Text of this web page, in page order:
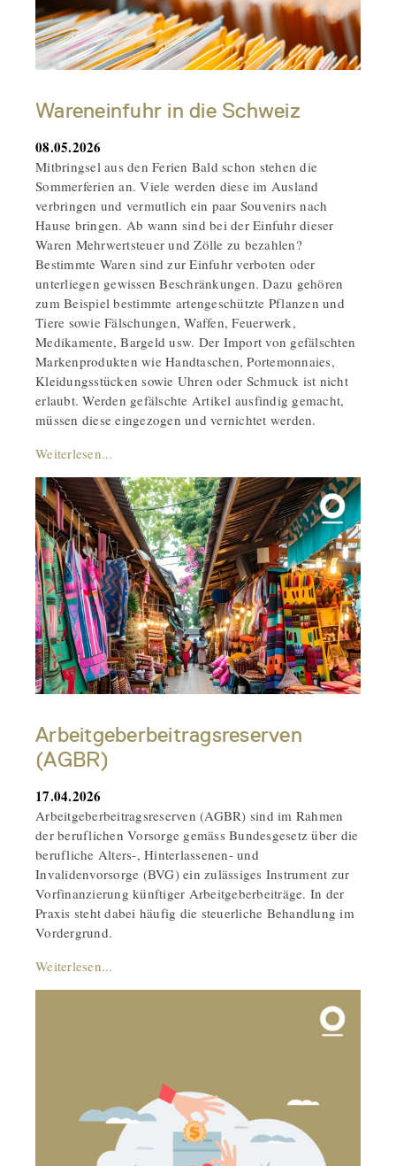
Wareneinfuhr in die Schweiz
08.05.2026
Mitbringsel aus den Ferien Bald schon stehen die
Sommerferien an. Viele werden diese im Ausland
verbringen und vermutlich ein paar Souvenirs nach
Hause bringen. Ab wann sind bei der Einfuhr dieser
Waren Mehrwertsteuer und Zölle zu bezahlen?
Bestimmte Waren sind zur Einfuhr verboten oder
unterliegen gewissen Beschränkungen. Dazu gehören
zum Beispiel bestimmte artengeschützte Pflanzen und
Tiere sowie Fälschungen, Waffen, Feuerwerk,
Medikamente, Bargeld usw. Der Import von gefälschten
Markenprodukten wie Handtaschen, Portemonnaies,
Kleidungsstücken sowie Uhren oder Schmuck ist nicht
erlaubt. Werden gefälschte Artikel ausfindig gemacht,
müssen diese eingezogen und vernichtet werden.
Weiterlesen...
Arbeitgeberbeitragsreserven
(AGBR)
17.04.2026
Arbeitgeberbeitragsreserven (AGBR) sind im Rahmen
der beruflichen Vorsorge gemäss Bundesgesetz über die
berufliche Alters-, Hinterlassenen- und
Invalidenvorsorge (BVG) ein zulässiges Instrument zur
Vorfinanzierung künftiger Arbeitgeberbeiträge. In der
Praxis steht dabei häufig die steuerliche Behandlung im
Vordergrund.
Weiterlesen...